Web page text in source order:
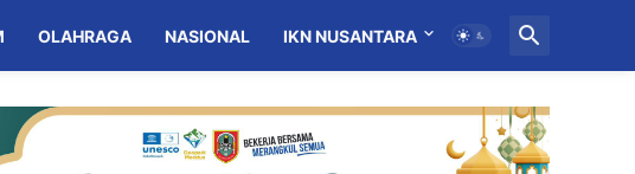
OLAHRAGA NASIONAL IKN NUSANTARA MITRA